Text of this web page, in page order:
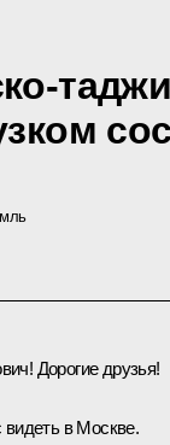
Дорогие друзья!
в Москве.